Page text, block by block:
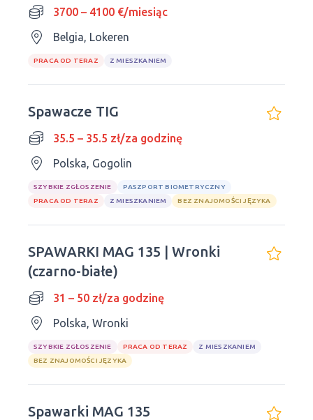
3700 – 4100 €/miesiąc
Belgia, Lokeren
PRACA OD TERAZ Z MIESZKANIEM
Spawacze TIG
35.5 – 35.5 zł/za godzinę
Polska, Gogolin
SZYBKIE ZGŁOSZENIE
PASZPORT BIOMETRYCZNY
PRACA OD TERAZ
Z MIESZKANIEM BEZ ZNAJOMOŚCI JĘZYKA
SPAWARKI MAG 135 | Wronki
(czarno-białe)
31 – 50 zł/za godzinę
Polska, Wronki
SZYBKIE ZGŁOSZENIE PRACA OD TERAZ
Z MIESZKANIEM
BEZ ZNAJOMOŚCI JĘZYKA
Spawarki MAG 135